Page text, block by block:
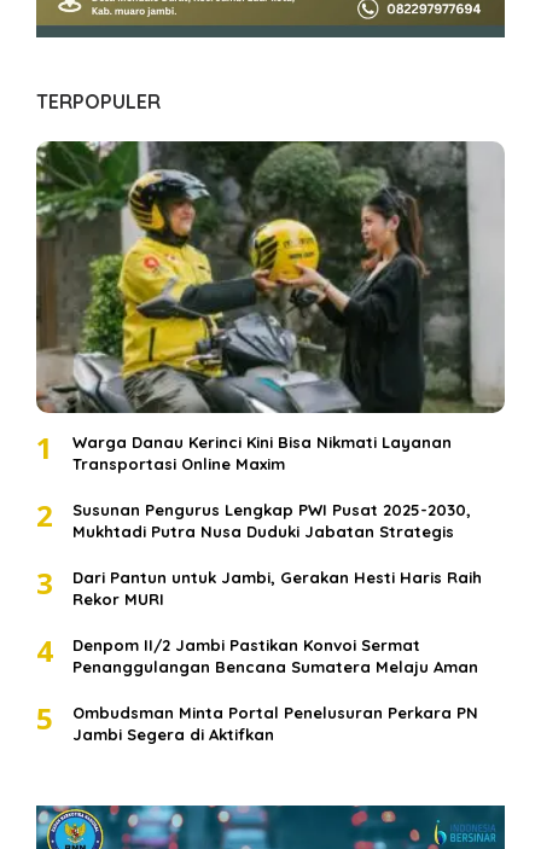
TERPOPULER
1
Warga Danau Kerinci Kini Bisa Nikmati Layanan
Transportasi Online Maxim
2
Susunan Pengurus Lengkap PWI Pusat 2025-2030,
Mukhtadi Putra Nusa Duduki Jabatan Strategis
3
Dari Pantun untuk Jambi, Gerakan Hesti Haris Raih
Rekor MURI
4
Denpom II/2 Jambi Pastikan Konvoi Sermat
Penanggulangan Bencana Sumatera Melaju Aman
5
Ombudsman Minta Portal Penelusuran Perkara PN
Jambi Segera di Aktifkan